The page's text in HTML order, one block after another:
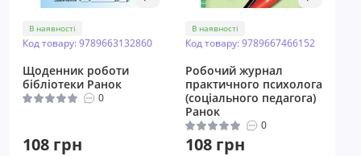
В наявності
Код товару: 9789663132860
Щоденник роботи
бібліотеки Ранок
0
108 грн
В наявності
Код товару: 9789667466152
Робочий журнал
практичного психолога
(соціального педагога)
Ранок
0
108 грн